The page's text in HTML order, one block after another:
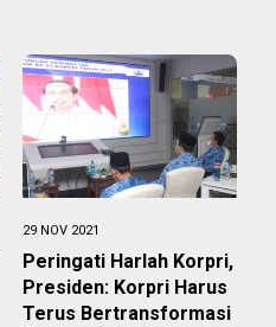
29 NOV 2021
Peringati Harlah Korpri,
Presiden: Korpri Harus
Terus Bertransformasi